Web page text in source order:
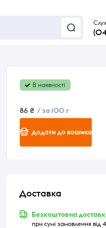
В наявності
86 ₴ / за 100 г
Додати до кошика
Доставка
Безкоштовна
при сумі замовлення